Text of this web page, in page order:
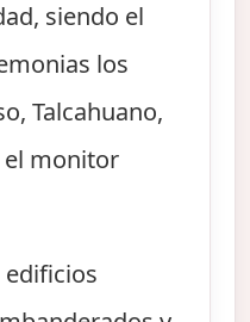
siendo el
los
Talcahuano,
el monitor
edificios